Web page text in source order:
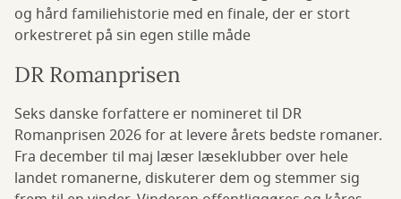
og hård familiehistorie med en finale, der er stort
orkestreret på sin egen stille måde
DR Romanprisen
Seks danske forfattere er nomineret til DR
Romanprisen 2026 for at levere årets bedste romaner.
Fra december til maj læser læseklubber over hele
landet romanerne, diskuterer dem og stemmer sig